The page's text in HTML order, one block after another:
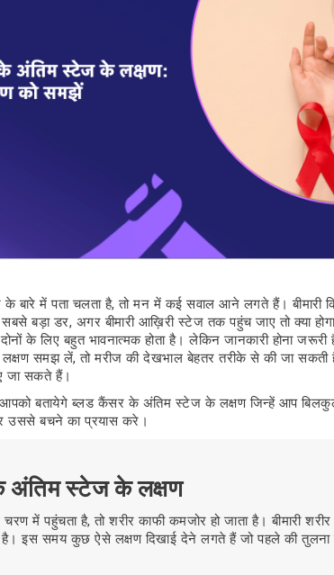
बारे में पता चलता है, तो मन में कई सवाल आने लगते हैं। बीमारी
बड़ा डर, अगर बीमारी आख़िरी स्टेज तक पहुंच जाए तो क्या
के लिए बहुत भावनात्मक होता है। लेकिन जानकारी होना
समझ लें, तो मरीज की देखभाल बेहतर तरीके से की जा
जा सकते हैं।
बतायेगे ब्लड कैंसर के अंतिम स्टेज के लक्षण जिन्हें आप
बचने का प्रयास करे।
स्टेज के लक्षण
में पहुंचता है, तो शरीर काफी कमजोर हो जाता है। बीमारी
है। इस समय कुछ ऐसे लक्षण दिखाई देने लगते हैं जो पहले की तुलना में